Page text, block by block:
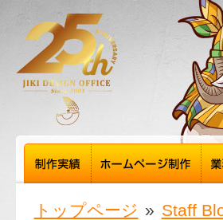
トップページ » Staff